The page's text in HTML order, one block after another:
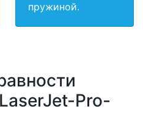
пружиной.
Pro-